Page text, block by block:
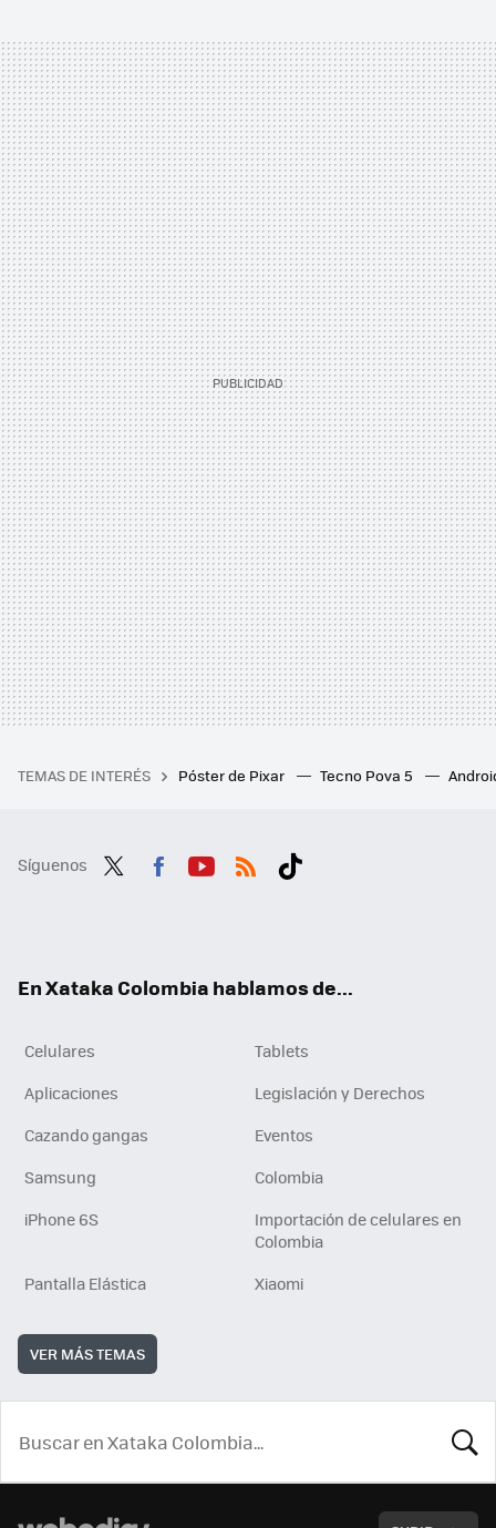
TEMAS DE INTERÉS Póster de Pixar Tecno Pova 5
Síguenos
En Xataka Colombia hablamos de...
Celulares
Tablets
Aplicaciones
Legislación y Derechos
Cazando gangas
Eventos
Samsung
Colombia
iPhone 6S
Importación de celulares en
Colombia
Pantalla Elástica
Xiaomi
VER MÁS TEMAS